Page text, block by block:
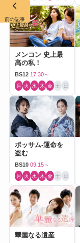
メンコン 史上最
高の私！
BS12 17:30～
月 火 水 木 金 土 日
ポッサム-運命を
盗む
BS10 09:15～
月 火 水 木 金 土 日
華麗なる遺産
前の記事